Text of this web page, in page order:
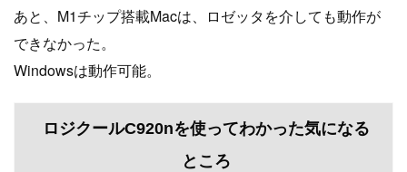
あと、M1チップ搭載Macは、ロゼッタを介しても動作が
できなかった。
Windowsは動作可能。
ロジクールC920nを使ってわかった気になる
ところ